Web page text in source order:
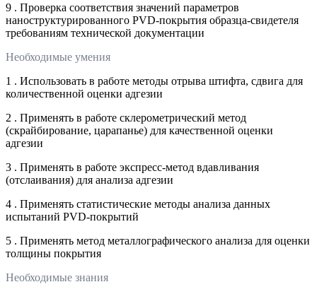
9 . Проверка соответствия значений параметров
наноструктурированного PVD-покрытия образца-свидетеля
требованиям технической документации
Необходимые умения
1 . Использовать в работе методы отрыва штифта, сдвига для
количественной оценки адгезии
2 . Применять в работе склерометрический метод
(скрайбирование, царапанье) для качественной оценки
адгезии
3 . Применять в работе экспресс-метод вдавливания
(отслаивания) для анализа адгезии
4 . Применять статистические методы анализа данных
испытаний PVD-покрытий
5 . Применять метод металлографического анализа для оценки
толщины покрытия
Необходимые знания